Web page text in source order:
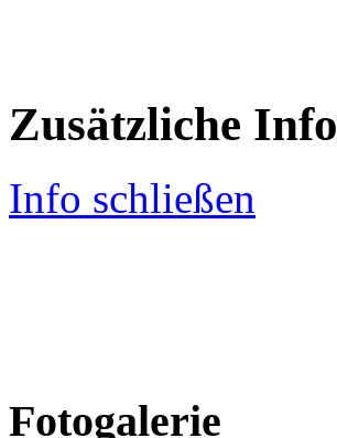
Zusätzliche
Info schließen
Fotogalerie